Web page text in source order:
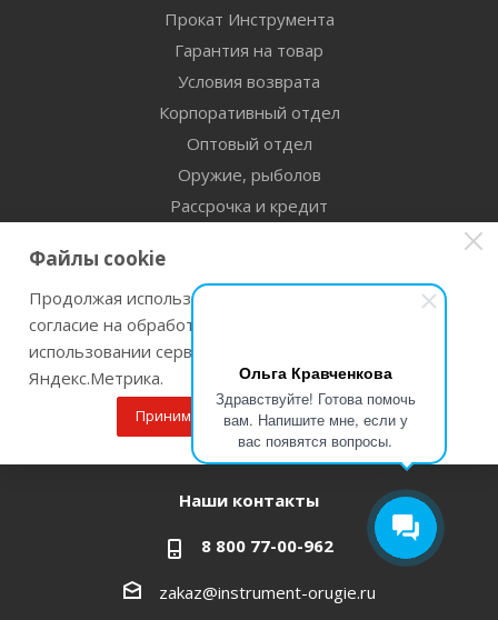
Ольга Кравченкова
Здравствуйте! Готова помочь
вам. Напишите мне, если у
вас появятся вопросы.
Прокат Инструмента
Гарантия на товар
Условия возврата
Корпоративный отдел
Оптовый отдел
Оружие, рыболов
Рассрочка и кредит
Помощь
Оставайтесь на связи
Наши контакты
8 800 77-00-962
zakaz@instrument-orugie.ru
Файлы cookie
Продолжая использовать наш сайт Вы даете
согласие на обработку файлов cookie и
использовании сервисов веб-аналитики
Яндекс.Метрика.
Принимаю Подробнее